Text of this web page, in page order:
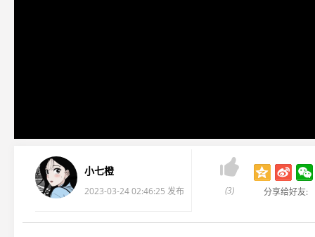
小七橙
2023-03-24 02:46:25 发布

(3) 分享给好友: